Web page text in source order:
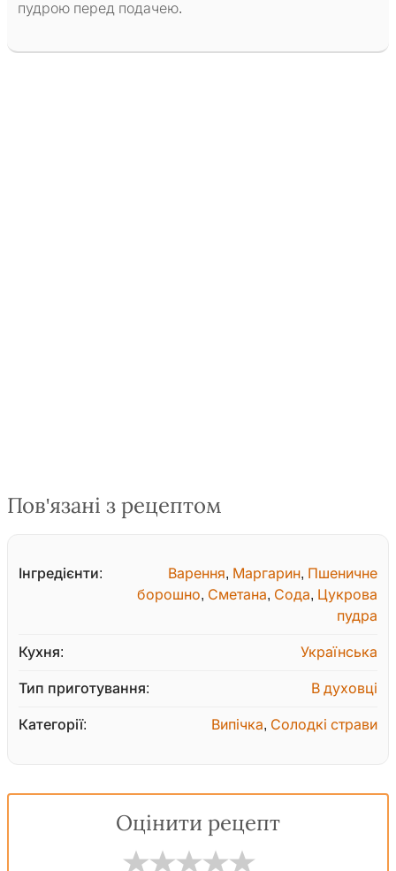
пудрою перед подачею.
Пов'язані з рецептом
Інгредієнти: Варення, Маргарин, Пшеничне
борошно, Сметана, Сода, Цукрова
пудра
Кухня: Українська
Тип приготування: В духовці
Категорії: Випічка, Солодкі страви
Оцінити рецепт